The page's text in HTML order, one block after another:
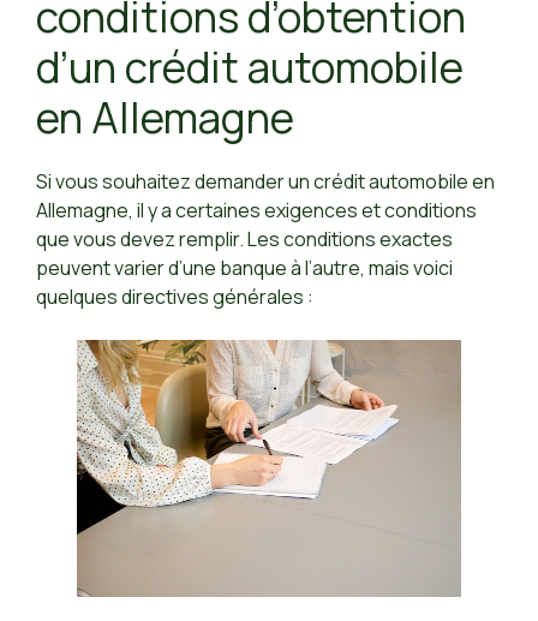
conditions d’obtention
d’un crédit automobile
en Allemagne
Si vous souhaitez demander un crédit automobile en
Allemagne, il y a certaines exigences et conditions
que vous devez remplir. Les conditions exactes
peuvent varier d’une banque à l’autre, mais voici
quelques directives générales :